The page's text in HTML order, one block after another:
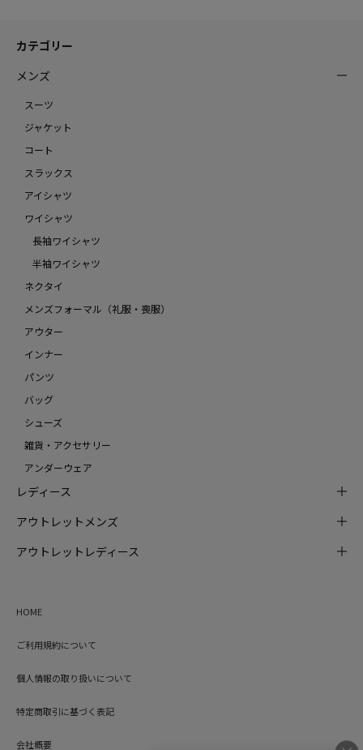
カテゴリー
メンズ
スーツ
ジャケット
コート
スラックス
アイシャツ
ワイシャツ
長袖ワイシャツ
半袖ワイシャツ
ネクタイ
メンズフォーマル（礼服・喪服）
アウター
インナー
パンツ
バッグ
シューズ
雑貨・アクセサリー
アンダーウェア
レディース
アウトレットメンズ
アウトレットレディース
HOME
ご利用規約について
個人情報の取り扱いについて
特定商取引に基づく表記
会社概要